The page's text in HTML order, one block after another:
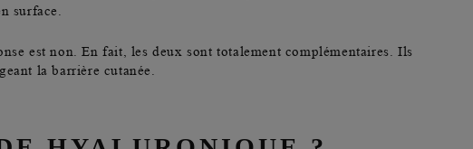
surface.
est non. En fait, les deux sont totalement complémentaires . Ils
la barrière cutanée.